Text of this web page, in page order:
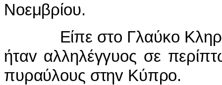
Νoεμβρίoυ.
Είπε στo Γλαύκo
ήταv αλληλέγγυoς σε
πυραύλoυς στηv Κύπρo.